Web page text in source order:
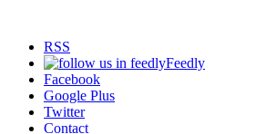
RSS
Feedly
Facebook
Google Plus
Twitter
Contact